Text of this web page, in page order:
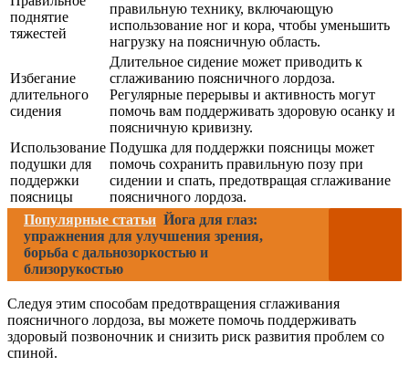
поднятие
тяжестей
правильную технику, включающую
использование ног и кора, чтобы уменьшить
нагрузку на поясничную область.
Избегание
длительного
сидения
Длительное сидение может приводить к
сглаживанию поясничного лордоза.
Регулярные перерывы и активность могут
помочь вам поддерживать здоровую осанку и
поясничную кривизну.
Использование
подушки для
поддержки
поясницы
Подушка для поддержки поясницы может
помочь сохранить правильную позу при
сидении и спать, предотвращая сглаживание
поясничного лордоза.
Популярные статьи Йога для глаз:
упражнения для улучшения зрения,
борьба с дальнозоркостью и
близорукостью
Следуя этим способам предотвращения сглаживания
поясничного лордоза, вы можете помочь поддерживать
здоровый позвоночник и снизить риск развития проблем со
спиной.